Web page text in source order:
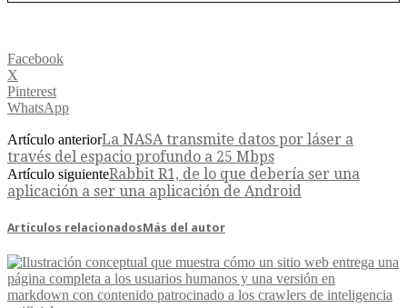
Facebook
X
Pinterest
WhatsApp
Artículo anteriorLa NASA transmite datos por láser a
través del espacio profundo a 25 Mbps
Artículo siguienteRabbit R1, de lo que debería ser una
aplicación a ser una aplicación de Android
Artículos relacionadosMás del autor